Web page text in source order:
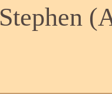
Stephen